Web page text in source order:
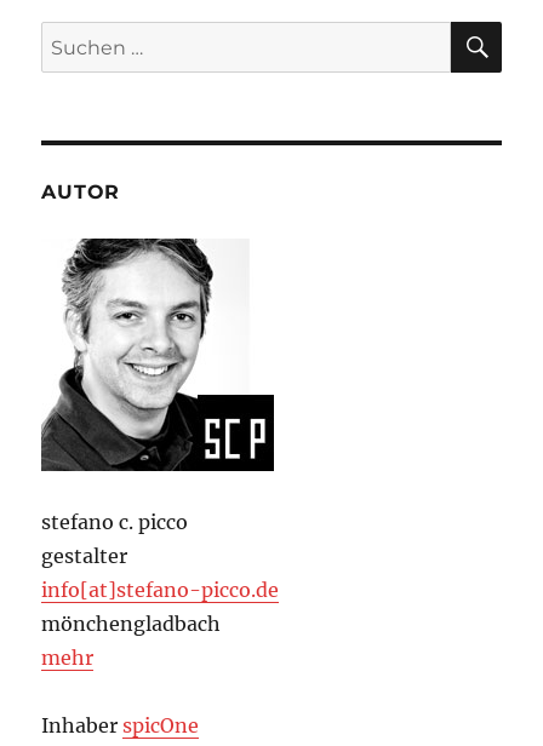
Suchen
nach:
AUTOR
stefano c. picco
gestalter
info[at]stefano-picco.de
mönchengladbach
mehr
InhaberspicOne